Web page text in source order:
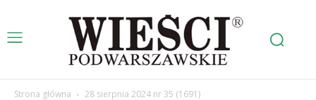
Strona główna 28 sierpnia 2024 nr 35 (1691)